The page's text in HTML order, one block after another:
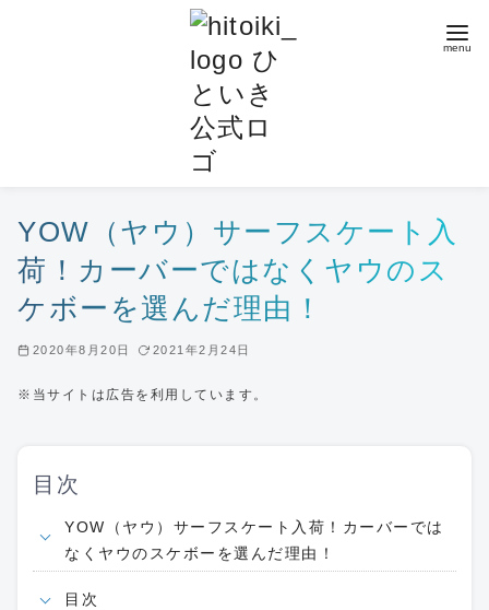
動YOW（ヤウ）サーフスケート入
荷！カーバーではなくヤウのス
ケボーを選んだ理由！
2020年8月20日 2021年2月24日
※当サイトは広告を利用しています。
目次
YOW（ヤウ）サーフスケート入荷！カーバーでは
なくヤウのスケボーを選んだ理由！
目次